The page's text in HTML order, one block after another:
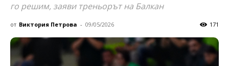
го решим, заяви треньорът на Балкан
от Виктория Петрова - 09/05/2026 171